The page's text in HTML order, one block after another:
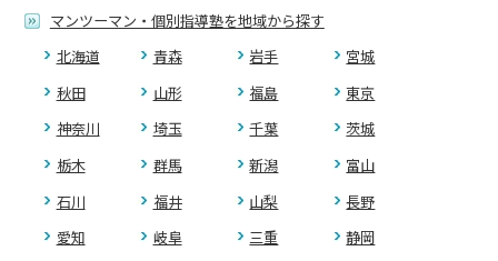
マンツーマン・個別指導塾を地域から探す
北海道
青森 岩手
宮城
秋田
山形 福島
東京
神奈川
埼玉 千葉
茨城
栃木
群馬 新潟
富山
石川
福井 山梨
長野
愛知
岐阜 三重
静岡